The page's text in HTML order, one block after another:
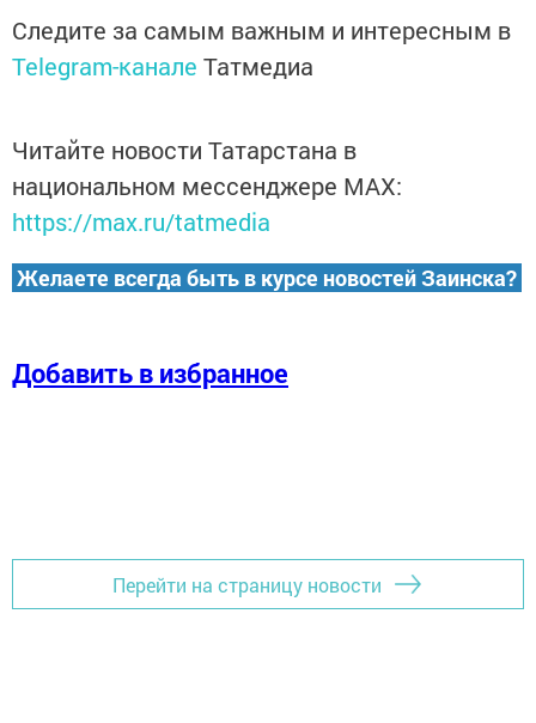
Следите за самым важным и интересным в
Telegram-канале Татмедиа
Читайте новости Татарстана в
национальном мессенджере MАХ:
https://max.ru/tatmedia
Желаете всегда быть в курсе новостей Заинска?
Добавить в избранное
Перейти на страницу новости